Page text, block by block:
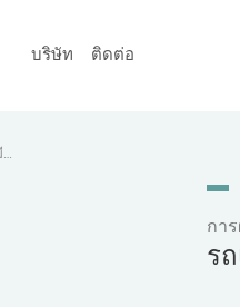
บริษัท ติดต่อ
กา
ร